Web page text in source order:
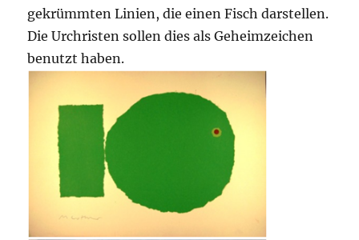
gekrümmten Linien, die einen Fisch darstellen.
Die Urchristen sollen dies als Geheimzeichen
benutzt haben.